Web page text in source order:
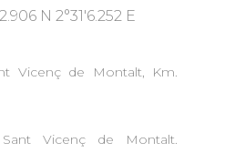
N 2°31'6.252 E
Vicenç de Montalt, Km.
Vicenç de Montalt.